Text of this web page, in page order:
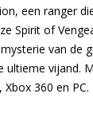
een ranger
Spirit of
van de
ultieme vijand.
360 en PC.